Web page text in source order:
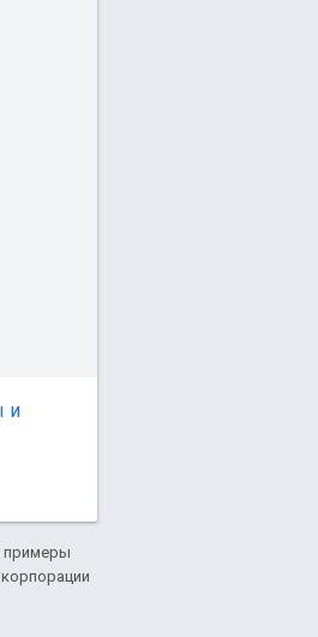
и
примеры